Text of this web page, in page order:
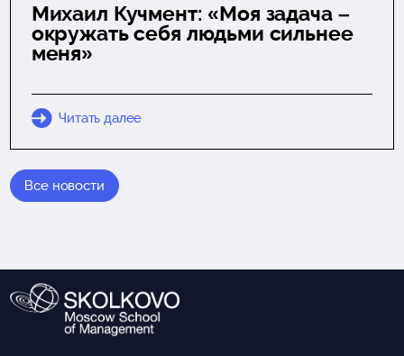
Михаил Кучмент: «Моя задача –
окружать себя людьми сильнее
меня»
Читать далее
Все новости